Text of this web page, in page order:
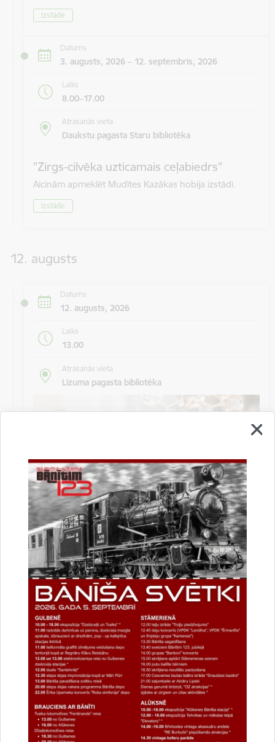
Izstāde
Datums
3. augusts, 2026 – 12. septembris, 2026
Laiks
8.00–17.00
Atrašanās vieta
Daukstu pagasta Staru bibliotēka
"Zirgs-cilvēka uzticamais ceļabiedrs"
Aicinām apmeklēt Mudītes Kazākas hobija izstādi.
Izstāde
12. augusts
Datums
12. augusts, 2026
Laiks
13.00
Atrašanās vieta
Lizuma pagasta bibliotēka
Tikšanās ar Elitu Mīlgrāvi
Tikšanās
Datums
12. augusts, 2026
Laiks
18.00
Atrašanās vieta
Gulbenes novada bibliotēka